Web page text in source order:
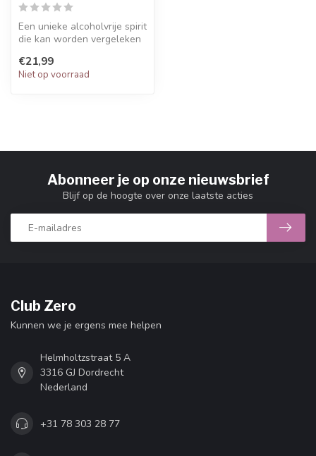
Een unieke alcoholvrije spirit
die kan worden vergeleken
€21,99
Niet op voorraad
Abonneer je op onze nieuwsbrief
Blijf op de hoogte over onze laatste acties
Club Zero
Kunnen we je ergens mee helpen
Helmholtzstraat 5 A
3316 GJ Dordrecht
Nederland
+31 78 303 28 77